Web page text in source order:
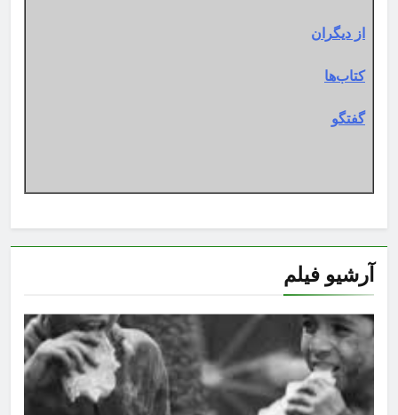
از دیگران
کتاب‌ها
گفتگو
آرشیو فیلم